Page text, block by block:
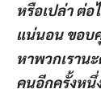
หรือเปล่า ต่อ
แน่นอน ขอบ
หาพวกเราน
คนอีกครั้งหนึ่